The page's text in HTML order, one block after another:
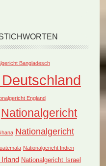
Bangladesch
England
Nationalgericht
Nationalgericht
Nationalgericht Indien
Nationalgericht Israel